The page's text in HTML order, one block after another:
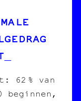
% van
beginnen,